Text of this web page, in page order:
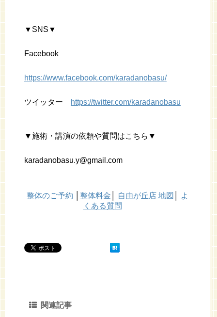
▼SNS▼
Facebook
https://www.facebook.com/karadanobasu/
ツイッター https://twitter.com/karadanobasu
▼施術・講演の依頼や質問はこちら▼
karadanobasu.y@gmail.com
整体のご予約 整体料金 自由が丘店 地図
よ
くある質問
関連記事